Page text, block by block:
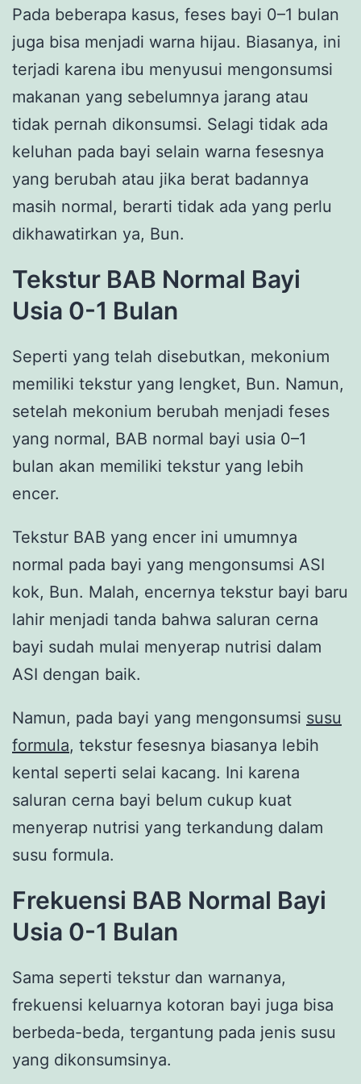
Pada beberapa kasus, feses bayi 0–1 bulan
juga bisa menjadi warna hijau. Biasanya, ini
terjadi karena ibu menyusui mengonsumsi
makanan yang sebelumnya jarang atau
tidak pernah dikonsumsi. Selagi tidak ada
keluhan pada bayi selain warna fesesnya
yang berubah atau jika berat badannya
masih normal, berarti tidak ada yang perlu
dikhawatirkan ya, Bun.
Tekstur BAB Normal Bayi
Usia 0-1 Bulan
Seperti yang telah disebutkan, mekonium
memiliki tekstur yang lengket, Bun. Namun,
setelah mekonium berubah menjadi feses
yang normal, BAB normal bayi usia 0–1
bulan akan memiliki tekstur yang lebih
encer.
Tekstur BAB yang encer ini umumnya
normal pada bayi yang mengonsumsi ASI
kok, Bun. Malah, encernya tekstur bayi baru
lahir menjadi tanda bahwa saluran cerna
bayi sudah mulai menyerap nutrisi dalam
ASI dengan baik.
Namun, pada bayi yang mengonsumsi susu
formula, tekstur fesesnya biasanya lebih
kental seperti selai kacang. Ini karena
saluran cerna bayi belum cukup kuat
menyerap nutrisi yang terkandung dalam
susu formula.
Frekuensi BAB Normal Bayi
Usia 0-1 Bulan
Sama seperti tekstur dan warnanya,
frekuensi keluarnya kotoran bayi juga bisa
berbeda-beda, tergantung pada jenis susu
yang dikonsumsinya.